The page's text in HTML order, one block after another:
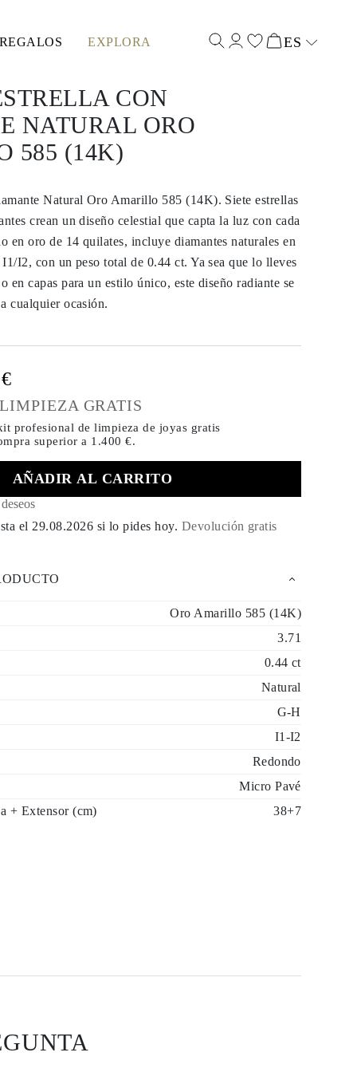
EXPLORA ES
CON
NATURAL ORO
585 (14K)
Natural Oro Amarillo 585 (14K). Siete estrellas
crean un diseño celestial que capta la luz con cada
en oro de 14 quilates, incluye diamantes naturales en
I2, con un peso total de 0.44 ct. Ya sea que lo lleves
en capas para un estilo único, este diseño radiante se
cualquier ocasión.
GRATIS
profesional de limpieza de joyas gratis
superior a 1.400 €.
AÑADIR AL CARRITO
el 29.08.2026 si lo pides hoy. Devolución gratis
Oro Amarillo 585 (14K)
3.71
0.44 ct
Natural
G-H
I1-I2
Redondo
Micro Pavé
+ Extensor (cm)
38+7